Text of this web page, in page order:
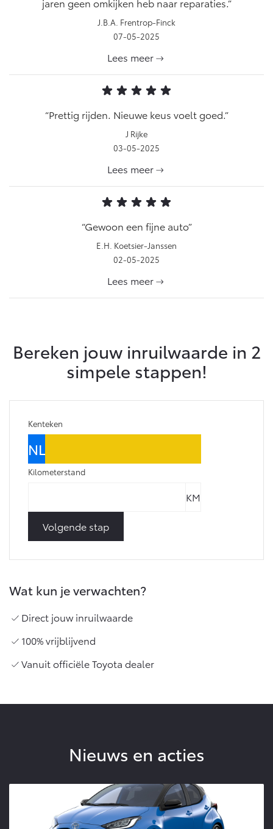
J.B.A. Frentrop-Finck
07-05-2025
Lees meer
Prettig rijden. Nieuwe keus voelt goed.
J Rijke
03-05-2025
Lees meer
Gewoon een fijne auto
E.H. Koetsier-Janssen
02-05-2025
Lees meer
Bereken jouw inruilwaarde in 2
simpele stappen!
Kenteken
Kilometerstand
Volgende stap
Wat kun je verwachten?
Direct jouw inruilwaarde
100% vrijblijvend
Vanuit officiële Toyota dealer
Nieuws en acties